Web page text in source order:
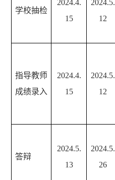
学校抽检
2024.4.
15
2024.5.
12
指导教师
成绩录入
2024.4.
15
2024.5.
12
答辩
2024.5.
13
2024.5.
26